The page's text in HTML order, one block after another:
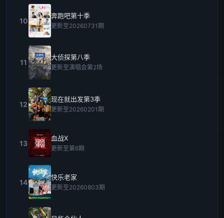
10
奔跑吧第十季
更新至20260731期
11
大侦探第八季
更新至演唱会第2场
12
现在就出发第3季
更新至20260201期
13
血战X
更新至第6期
14
快乐老家
更新至20260803期